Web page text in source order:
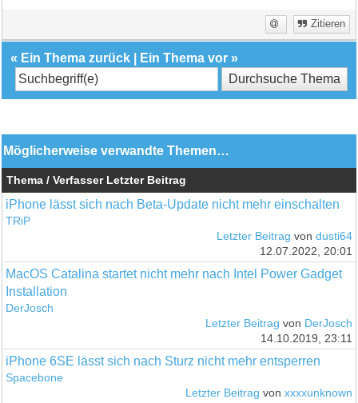
Zitieren
« Ein Thema zurück Ein Thema vor »
Möglicherweise verwandte Themen…
Thema / Verfasser Letzter Beitrag
iPhone lässt sich nach Beta-Update nicht mehr einschalten
TRiP
Letzter Beitrag von dusti64
12.07.2022, 20:01
MacOS Catalina startet nicht mehr nach Intel Power Gadget
Installation
DerJosch
Letzter Beitrag von DerJosch
14.10.2019, 23:11
iPhone 6SE lässt sich nach Sturz nicht mehr entsperren
Spacebone
Letzter Beitrag von xxxxunknown